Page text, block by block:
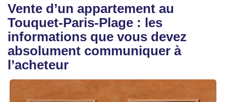
Vente d’un appartement au
Touquet-Paris-Plage : les
informations que vous devez
absolument communiquer à
l’acheteur